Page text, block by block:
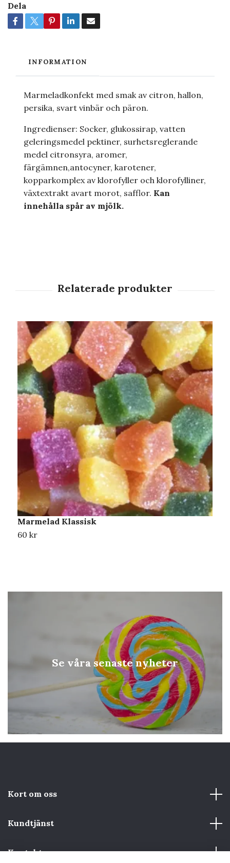
Se våra senaste nyheter
Dela
INFORMATION
Marmeladkonfekt med smak av citron, hallon,
persika, svart vinbär och päron.
Ingredienser: Socker, glukossirap, vatten
geleringsmedel pektiner, surhetsreglerande
medel citronsyra, aromer,
färgämnen,antocyner, karotener,
kopparkomplex av klorofyller och klorofylliner,
växtextrakt avart morot, safflor. Kan
innehålla spår av mjölk.
Marmelad Klassisk
60 kr
Kort om oss
Kundtjänst
Kontakta oss